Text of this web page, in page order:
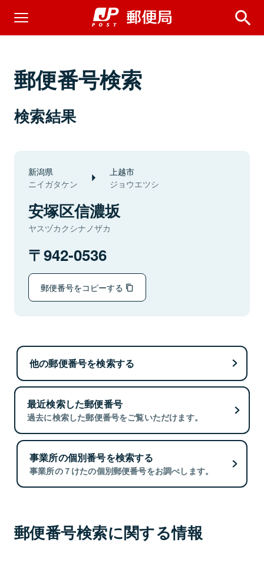
郵便番号検索
検索結果
新潟県
ニイガタケン
上越市
ジョウエツシ
安塚区信濃坂
ヤスヅカクシナノザカ
942-0536
郵便番号をコピーする
他の郵便番号を検索する
最近検索した郵便番号
過去に検索した郵便番号をご覧いただけます。
事業所の個別番号を検索する
事業所の７けたの個別郵便番号をお調べします。
郵便番号検索に関する情報